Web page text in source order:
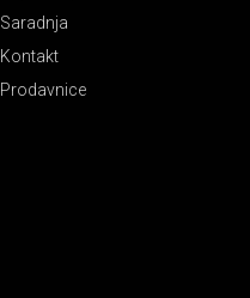
Saradnja
Kontakt
Prodavnice